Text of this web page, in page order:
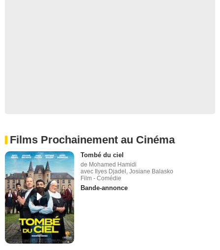
Films Prochainement au Cinéma
Tombé du ciel
de Mohamed Hamidi
avec Ilyes Djadel, Josiane Balasko
Film - Comédie
Bande-annonce